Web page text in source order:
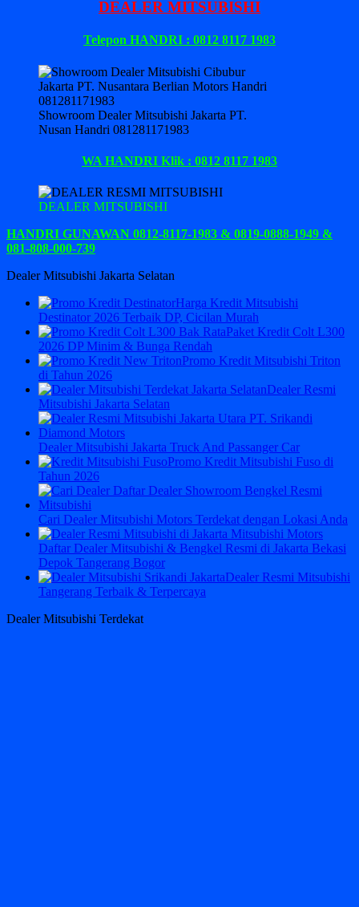
DEALER MITSUBISHI
Telepon HANDRI : 0812 8117 1983
Showroom Dealer Mitsubishi Jakarta PT.
Nusan Handri 081281171983
WA HANDRI Klik : 0812 8117 1983
DEALER MITSUBISHI
HANDRI GUNAWAN 0812-8117-1983 & 0819-0888-1949 &
081-808-000-739
Dealer Mitsubishi Jakarta Selatan
Harga Kredit Mitsubishi
Destinator 2026 Terbaik DP, Cicilan Murah
Paket Kredit Colt L300
2026 DP Minim & Bunga Rendah
Promo Kredit Mitsubishi Triton
di Tahun 2026
Dealer Resmi
Mitsubishi Jakarta Selatan
Dealer Mitsubishi Jakarta Truck And Passanger Car
Promo Kredit Mitsubishi Fuso di
Tahun 2026
Cari Dealer Mitsubishi Motors Terdekat dengan Lokasi Anda
Daftar Dealer Mitsubishi & Bengkel Resmi di Jakarta Bekasi
Depok Tangerang Bogor
Dealer Resmi Mitsubishi
Tangerang Terbaik & Terpercaya
Dealer Mitsubishi Terdekat